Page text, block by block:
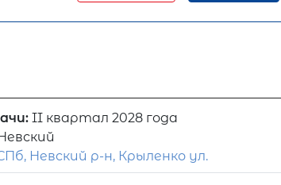
II квартал 2028 года
Невский р-н, Крыленко ул.